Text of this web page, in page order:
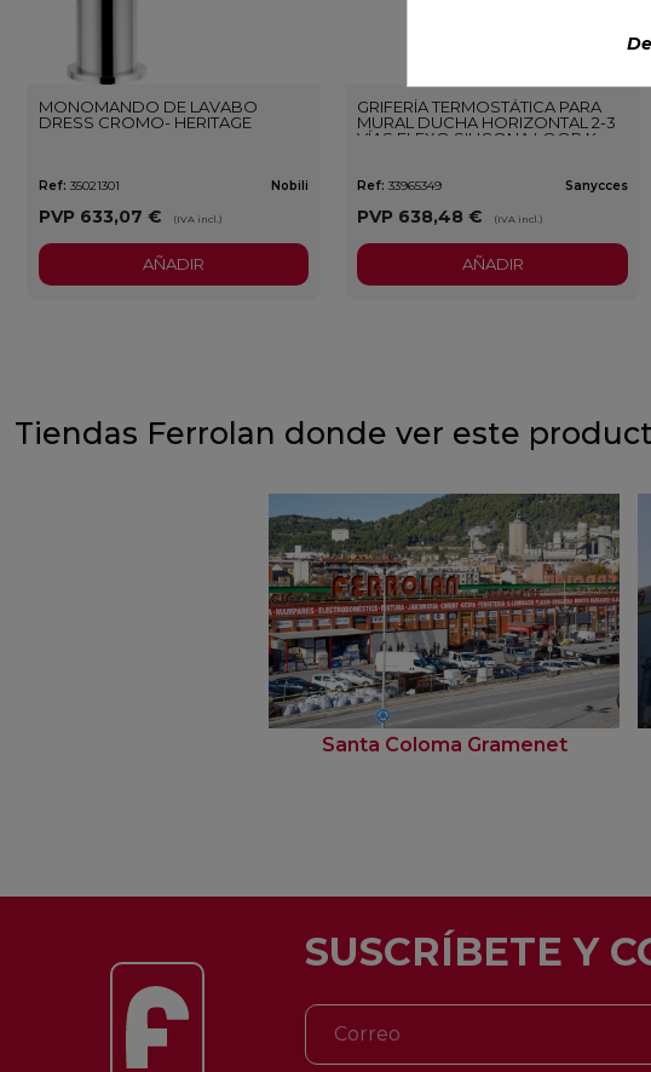
MONOMANDO DE LAVABO
DRESS CROMO- HERITAGE
Ref: 35021301 Nobili
PVP 633,07 € (IVA incl.)
AÑADIR
GRIFERÍA TERMOSTÁTICA PARA
MURAL DUCHA HORIZONTAL 2-3
VÍAS FLEXO SILICONA LOOP K
Ref: 33965349 Sanycces
PVP 638,48 € (IVA incl.)
AÑADIR
Tiendas Ferrolan donde ver este
Santa Coloma Gramenet
SUSCRÍBETE Y